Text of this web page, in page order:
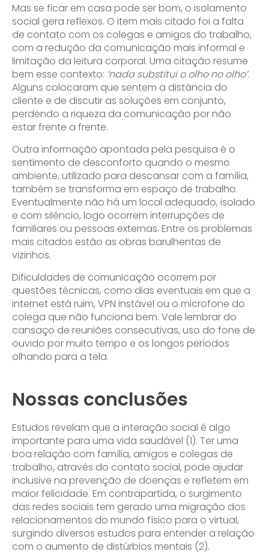
Mas se ficar em casa pode ser bom, o isolamento
social gera reflexos. O item mais citado foi a falta
de contato com os colegas e amigos do trabalho,
com a redução da comunicação mais informal e
limitação da leitura corporal. Uma citação resume
bem esse contexto: ‘nada substitui o olho no olho’.
Alguns colocaram que sentem a distância do
cliente e de discutir as soluções em conjunto,
perdendo a riqueza da comunicação por não
estar frente a frente.
Outra informação apontada pela pesquisa é o
sentimento de desconforto quando o mesmo
ambiente, utilizado para descansar com a família,
também se transforma em espaço de trabalho.
Eventualmente não há um local adequado, isolado
e com silêncio, logo ocorrem interrupções de
familiares ou pessoas externas. Entre os problemas
mais citados estão as obras barulhentas de
vizinhos.
Dificuldades de comunicação ocorrem por
questões técnicas, como dias eventuais em que a
internet está ruim, VPN instável ou o microfone do
colega que não funciona bem. Vale lembrar do
cansaço de reuniões consecutivas, uso do fone de
ouvido por muito tempo e os longos períodos
olhando para a tela.
Nossas conclusões
Estudos revelam que a interação social é algo
importante para uma vida saudável (1). Ter uma
boa relação com família, amigos e colegas de
trabalho, através do contato social, pode ajudar
inclusive na prevenção de doenças e refletem em
maior felicidade. Em contrapartida, o surgimento
das redes sociais tem gerado uma migração dos
relacionamentos do mundo físico para o virtual,
surgindo diversos estudos para entender a relação
com o aumento de distúrbios mentais (2).